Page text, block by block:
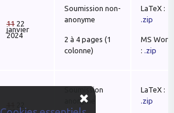
11 22
janvier
2024
Soumission non-
anonyme
2 à 4 pages (1
colonne)
LaTeX :
.zip
MS Word
: .zip
janvier
Soumission
anonyme
LaTeX :
.zip